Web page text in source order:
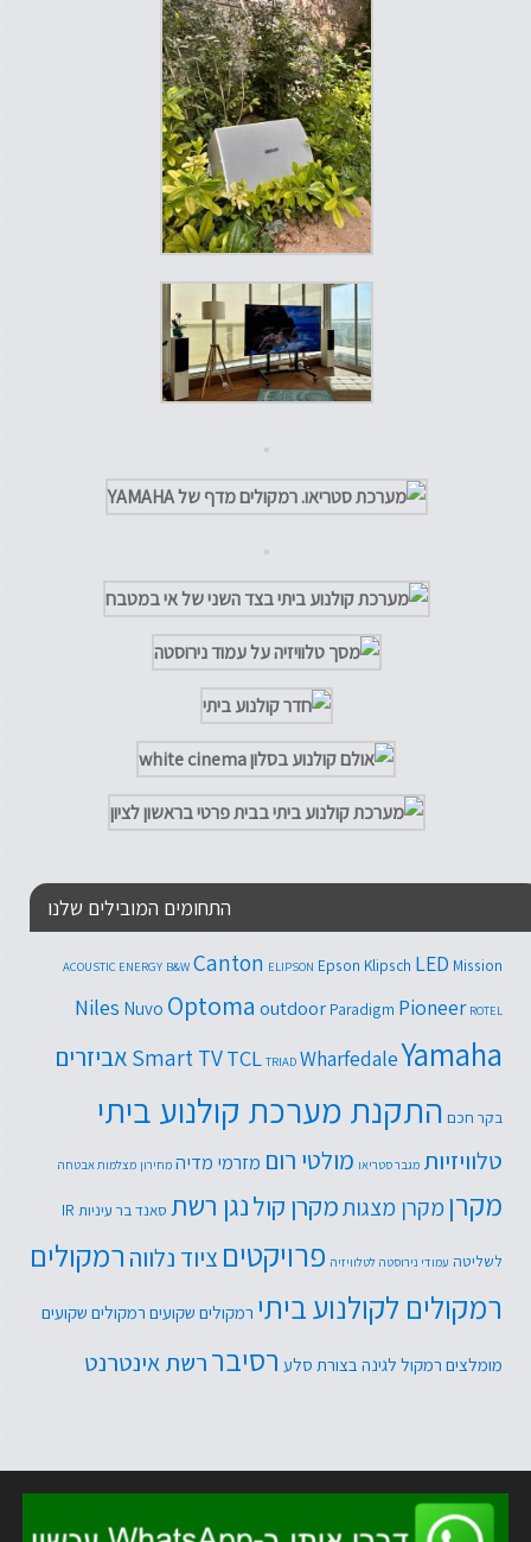
התחומים המובילים שלנו
ACOUSTIC ENERGY B&W Canton ELIPSON Epson Klipsch LED Mission
Niles Nuvo Optoma outdoor Paradigm Pioneer ROTEL
Smart TVTCL TRIAD WharfedaleYamaha אביזרים
בקר חכם התקנת מערכת קולנוע ביתי
טלוויזיות מגבר סטריאו מולטי רום מזרמי מדיה מחירון מצלמות אבטחה
מקרןמקרן מצגותמקרן קולנגן רשת סאנד בר עיניות IR
לשליטה עמודי נירוסטה לטלוויזיה פרויקטים ציוד נלווה רמקולים
רמקולים לקולנוע ביתי רמקולים שקועים רמקולים שקועים
מומלצים רמקול לגינה בצורת סלע רסיבררשת אינטרנט